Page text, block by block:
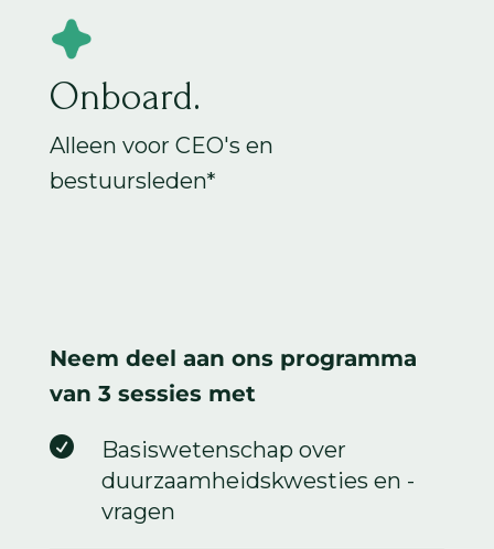
Onboard.
Alleen voor CEO's en
bestuursleden*
Neem deel aan ons programma
van 3 sessies met

Basiswetenschap over
duurzaamheidskwesties en -
vragen